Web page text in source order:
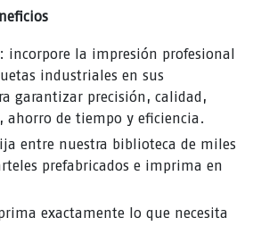
: incorpore la impresión profesional
industriales en sus
garantizar precisión, calidad,
ahorro de tiempo y eficiencia.
entre nuestra biblioteca de miles
prefabricados e imprima en
exactamente lo que necesita